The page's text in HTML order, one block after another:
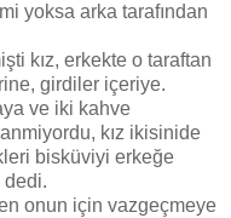
yoksa arka tarafından
kız, erkekte o taraftan
girdiler içeriye.
ve iki kahve
kız ikisinide
bisküviyi erkeğe
dedi.
onun için vazgeçmeye